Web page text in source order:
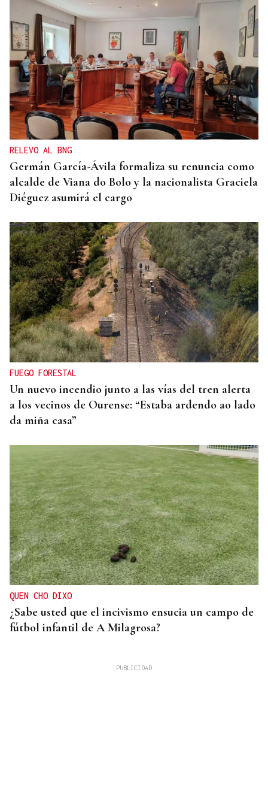
CRISIS HUMANITARIA
El Instituto de Medicina Legal de Ceuta recibe los
cuerpos de los 80 migrantes fallecidos
RELEVO AL BNG
Germán García-Ávila formaliza su renuncia como
alcalde de Viana do Bolo y la nacionalista Graciela
Diéguez asumirá el cargo
FUEGO FORESTAL
Un nuevo incendio junto a las vías del tren alerta
a los vecinos de Ourense: “Estaba ardendo ao lado
da miña casa”
QUEN CHO DIXO
¿Sabe usted que el incivismo ensucia un campo de
fútbol infantil de A Milagrosa?